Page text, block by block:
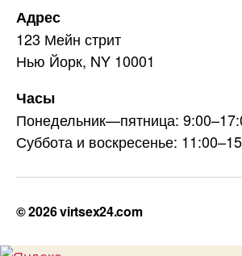
Адрес
123 Мейн стрит
Нью Йорк, NY 10001
Часы
Понедельник—пятница:
Суббота и воскресенье:
© 2026virtsex24.com